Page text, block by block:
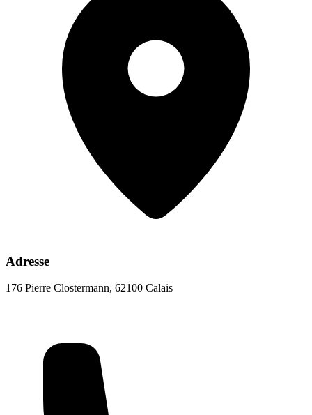
Adresse
176 Pierre Clostermann, 62100 Calais